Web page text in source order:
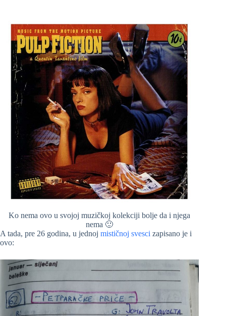
Ko nema ovo u svojoj muzičkoj kolekciji bolje da i njega
nema 🙂
A tada, pre 26 godina, u jednoj mističnoj svesci zapisano je i
ovo: